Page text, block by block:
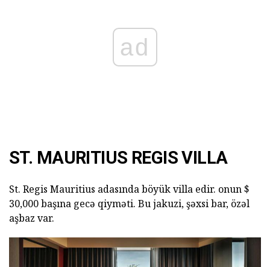
ad
ST. MAURITIUS REGIS VILLA
St. Regis Mauritius adasında böyük villa edir. onun $
30,000 başına gecə qiyməti. Bu jakuzi, şəxsi bar, özəl
aşbaz var.